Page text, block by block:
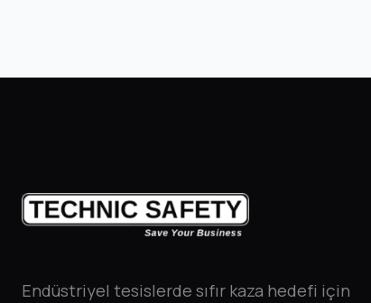
Endüstriyel tesislerde sıfır kaza hedefi için